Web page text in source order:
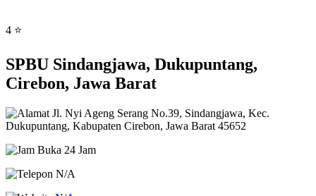
4 ⭐
SPBU Sindangjawa, Dukupuntang,
Cirebon, Jawa Barat
Jl. Nyi Ageng Serang No.39, Sindangjawa, Kec.
Dukupuntang, Kabupaten Cirebon, Jawa Barat 45652
Buka 24 Jam
N/A